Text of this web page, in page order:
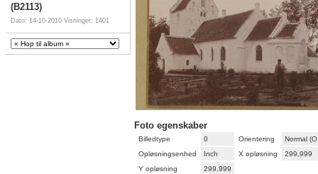
(B2113)
Dato: 14-10-2010 Visninger: 1401
Foto egenskaber
Billedtype 0 Orientering
Normal
Opløsningsenhed
Inch X opløsning
299,999
Y opløsning
299,999